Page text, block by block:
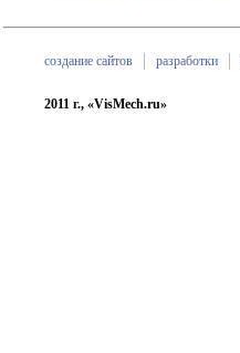
создание сайтов разработки
2011 г., «VisMech.ru»